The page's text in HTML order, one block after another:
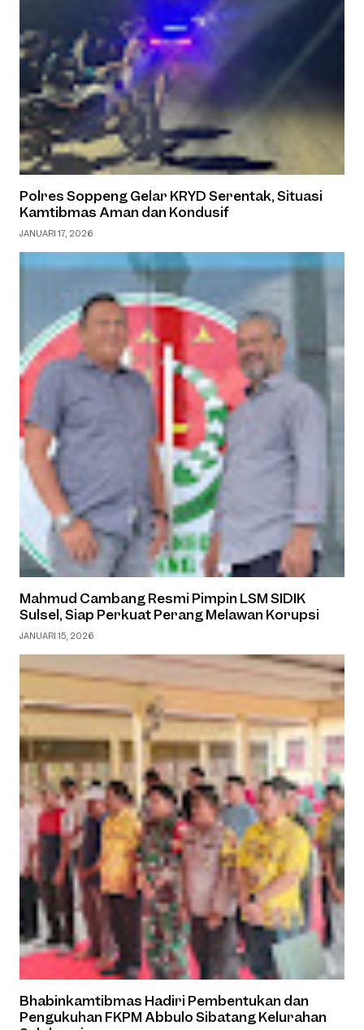
Polres Soppeng Gelar KRYD Serentak, Situasi
Kamtibmas Aman dan Kondusif
JANUARI 17, 2026
Mahmud Cambang Resmi Pimpin LSM SIDIK
Sulsel, Siap Perkuat Perang Melawan Korupsi
JANUARI 15, 2026
Bhabinkamtibmas Hadiri Pembentukan dan
Pengukuhan FKPM Abbulo Sibatang Kelurahan